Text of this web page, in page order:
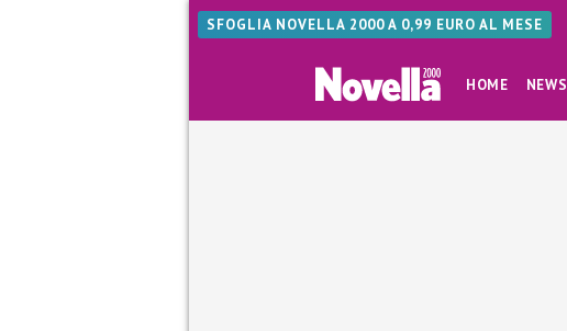
SFOGLIA NOVELLA 2000 A 0,99 EURO AL MESE
HOME NEWS